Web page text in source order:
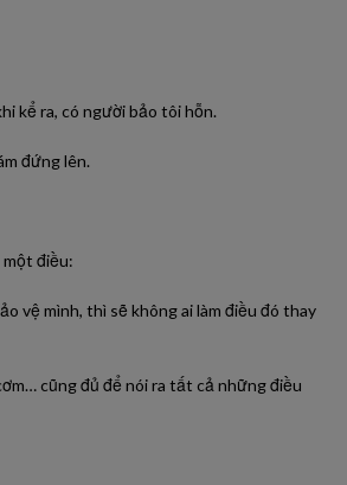
kể ra, có người bảo tôi hỗn.
đứng lên.
điều:
vệ mình, thì sẽ không ai làm điều đó thay
cũng đủ để nói ra tất cả những điều